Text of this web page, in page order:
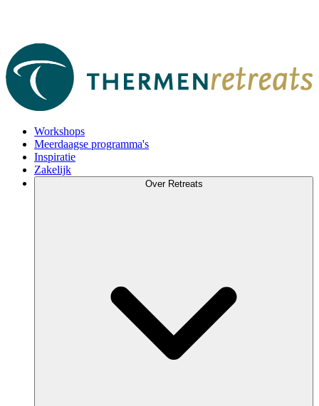
Workshops
Meerdaagse programma's
Inspiratie
Zakelijk
Over Retreats